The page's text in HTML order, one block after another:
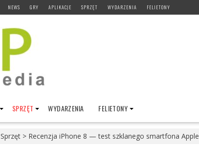
NEWS GRY APLIKACJE SPRZĘT WYDARZENIA FELIETONY
SPRZĘT WYDARZENIA FELIETONY
Sprzęt > Recenzja iPhone 8 — test szklanego smartfona Apple